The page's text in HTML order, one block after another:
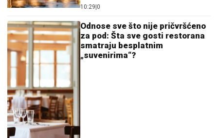
10:29 0
Odnose sve što nije pričvršćeno
za pod: Šta sve gosti restorana
smatraju besplatnim
„suvenirima“?